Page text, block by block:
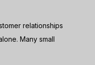
relationships
Many small